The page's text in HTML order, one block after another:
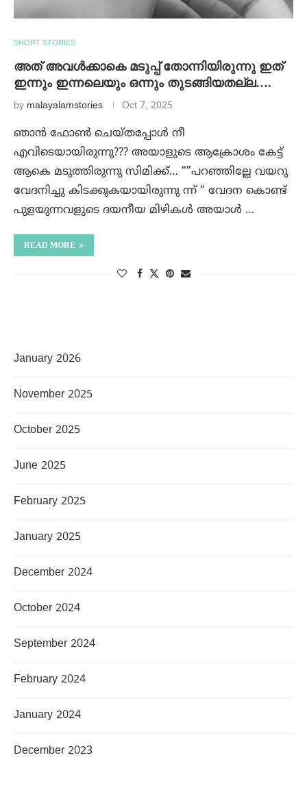
SHORT STORIES
അത് അവൾക്കാകെ മടുപ്പ് തോന്നിയിരുന്നു ഇത്
ഇന്നും ഇന്നലെയും ഒന്നും തുടങ്ങിയതല്ല….
by malayalamstories Oct 7, 2025
ഞാൻ ഫോൺ ചെയ്തപ്പോൾ നീ
എവിടെയായിരുന്നു??? അയാളുടെ ആക്രോശം കേട്ട്
ആകെ മടുത്തിരുന്നു സിമിക്ക്… “”പറഞ്ഞില്ലേ വയറു
വേദനിച്ചു കിടക്കുകയായിരുന്നു ന്ന് “ വേദന കൊണ്ട്
പുളയുന്നവളുടെ ദയനീയ മിഴികൾ അയാൾ …
READ MORE
January 2026
November 2025
October 2025
June 2025
February 2025
January 2025
December 2024
October 2024
September 2024
February 2024
January 2024
December 2023